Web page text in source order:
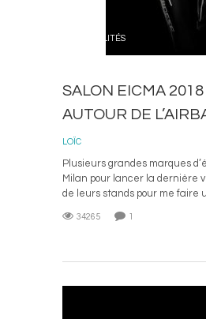
ACTUALITÉS
SALON EICMA
AUTOUR DE
LOÏC
Plusieurs grandes marques
Milan pour lancer la dernière
de leurs stands pour me faire
34265 1